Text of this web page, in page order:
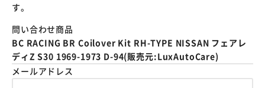
す。
問い合わせ商品
BC RACING BR Coilover Kit RH-TYPE NISSAN フェアレ
ディZ S30 1969-1973 D-94(販売元:LuxAutoCare)
メールアドレス